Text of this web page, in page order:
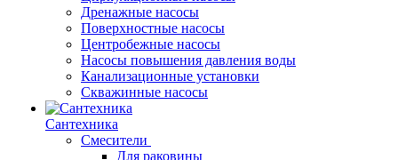
Дренажные насосы
Поверхностные насосы
Центробежные насосы
Насосы повышения давления воды
Канализационные установки
Скважинные насосы
Сантехника
Смесители
Для раковины